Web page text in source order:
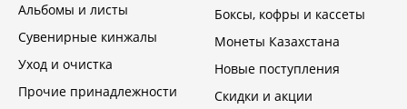
Альбомы и листы
Сувенирные кинжалы
Уход и очистка
Прочие принадлежности
Боксы, кофры и кассеты
Монеты Казахстана
Новые поступления
Скидки и акции